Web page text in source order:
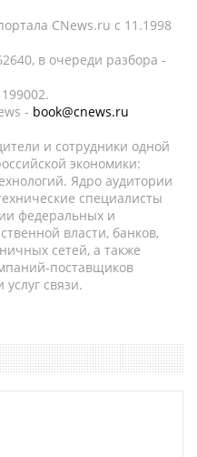
CNews.ru c 11.1998
в очереди разбора -
- book@cnews.ru
и сотрудники одной
экономики:
Ядро аудитории
специалисты
федеральных и
власти, банков,
сетей, а также
поставщиков
связи.